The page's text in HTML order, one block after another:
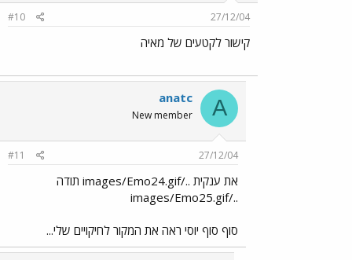
27/12/04
#10
קישור לקטעים של מאיה
A
anatc
New member
27/12/04
#11
את ענקית ../images/Emo24.gif תודה
../images/Emo25.gif
סוף סוף יוסי ראה את המקור לחיקויים שלי...